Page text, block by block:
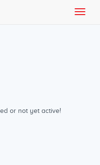
or not yet active!
Toggle